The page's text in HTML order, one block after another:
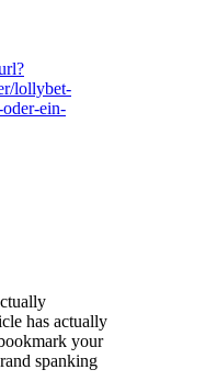
lollybet-
ein-
has actually
your
spanking